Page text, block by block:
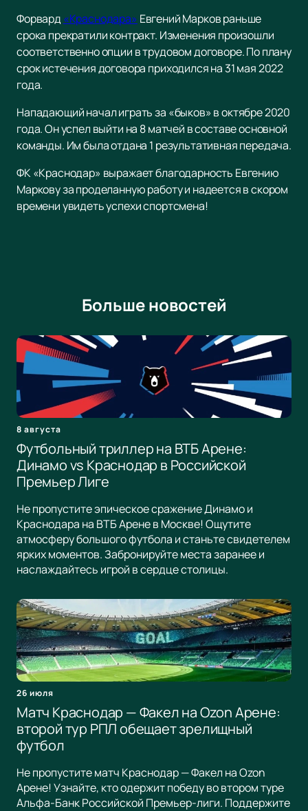
Форвард «Краснодара» Евгений Марков раньше
срока прекратили контракт. Изменения произошли
соответственно опции в трудовом договоре. По плану
срок истечения договора приходился на 31 мая 2022
года.
Нападающий начал играть за «быков» в октябре 2020
года. Он успел выйти на 8 матчей в составе основной
команды. Им была отдана 1 результативная передача.
ФК «Краснодар» выражает благодарность Евгению
Маркову за проделанную работу и надеется в скором
времени увидеть успехи спортсмена!
Больше новостей
8 августа
Футбольный триллер на ВТБ Арене:
Динамо vs Краснодар в Российской
Премьер Лиге
Не пропустите эпическое сражение Динамо и
Краснодара на ВТБ Арене в Москве! Ощутите
атмосферу большого футбола и станьте свидетелем
ярких моментов. Забронируйте места заранее и
наслаждайтесь игрой в сердце столицы.
26 июля
Матч Краснодар — Факел на Ozon Арене:
второй тур РПЛ обещает зрелищный
футбол
Не пропустите матч Краснодар — Факел на Ozon
Арене! Узнайте, кто одержит победу во втором туре
Альфа-Банк Российской Премьер-лиги. Поддержите